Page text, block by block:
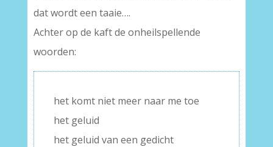
dat wordt een taaie….
Achter op de kaft de onheilspellende
woorden:
het komt niet meer naar me toe
het geluid
het geluid van een gedicht